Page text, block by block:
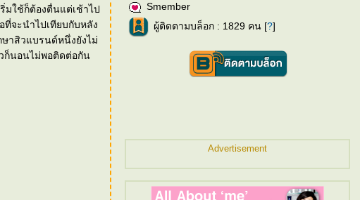
จะนำไปเทียบกับหลัง
Smember
ผู้ติดตามบล็อก : 1829 คน [?]
Advertisement